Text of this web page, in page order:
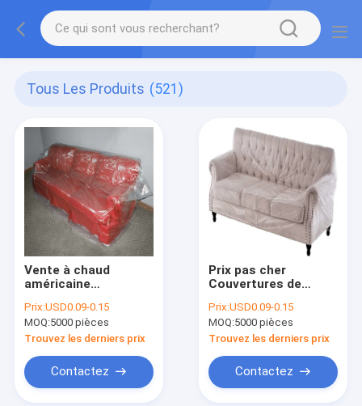
Tous Les Produits (521)
Vente à chaud
américaine
canapé en vinyle
transparent
Couverture en
plastique pour
déménager
Prix:USD0.09-0.15
MOQ:5000 pièces
Trouvez les derniers prix
Contactez
Prix pas cher
Couvertures de
transparent
Prix:USD0.09-0.15
MOQ:5000 pièces
Trouvez les derniers prix
Contactez